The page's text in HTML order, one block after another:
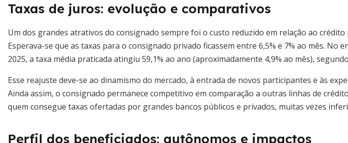
Taxas de juros: evolução e comparativos
Um dos grandes atrativos do consignado sempre foi o custo reduzido em relação ao crédito
Esperava-se que as taxas para o consignado privado ficassem entre 6,5% e 7% ao mês. No
2025, a taxa média praticada atingiu 59,1% ao ano (aproximadamente 4,9% ao mês),
Esse reajuste deve-se ao dinamismo do mercado, à entrada de novos participantes e às
Ainda assim, o consignado permanece competitivo em comparação a outras linhas de
quem consegue taxas ofertadas por grandes bancos públicos e privados, muitas vezes
Perfil dos beneficiados: autônomos e impactos